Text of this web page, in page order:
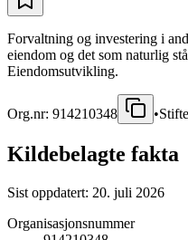
Forvaltning og investering i
eiendom og det som naturlig
Eiendomsutvikling.
Org.nr: 914210348 •
Kildebelagte fakta
Sist oppdatert: 20. juli 2026
Organisasjonsnummer